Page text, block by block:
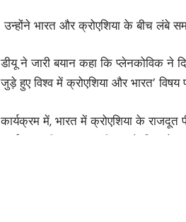
उन्होंने भारत और क्रोएशिया के बीच लंबे
डीयू ने जारी बयान कहा कि प्लेनकोविक ने
जुड़े हुए विश्व में क्रोएशिया और भारत’ विषय
कार्यक्रम में, भारत में क्रोएशिया के राजदूत
कार्यक्रम की अध्यक्षता की। क्रोएशिया के